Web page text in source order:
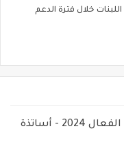
خلال فترة الدعم
الدورة التكوينية في مقاربات التدريس الفعال 2024 - أساتذة